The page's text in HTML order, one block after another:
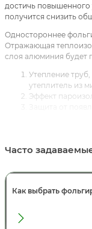
достичь повышенного
получится снизить
Одностороннее
Отражающая
слоя алюминия будет
Утепление
утеплитель из
Эффект
звуков от
утеплителя для
Отсутствие
Часто
Как выбрать